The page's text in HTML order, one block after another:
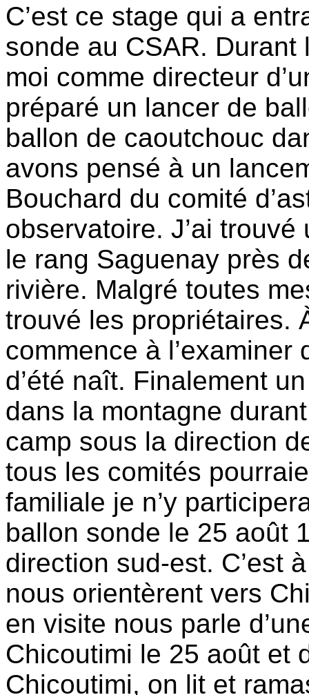
C’est ce stage qui a
sonde au CSAR. Durant
moi comme directeur
préparé un lancer de
ballon de caoutchouc
avons pensé à un
Bouchard du comité
observatoire. J’ai
le rang Saguenay près
rivière. Malgré toutes
trouvé les propriétaires.
commence à l’examiner
d’été naît. Finalement
dans la montagne
camp sous la direction
tous les comités
familiale je n’y
ballon sonde le 25 août
direction sud-est. C’est
nous orientèrent vers
en visite nous parle
Chicoutimi le 25 août et
Chicoutimi, on lit et